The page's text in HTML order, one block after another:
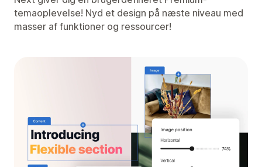
temaoplevelse! Nyd et design på næste niveau med
masser af funktioner og ressourcer!